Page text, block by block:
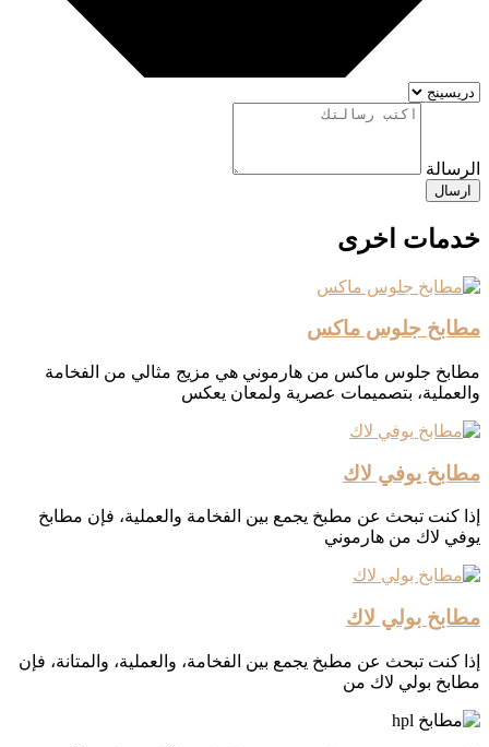
الرسالة
ارسال
خدمات اخرى
مطابخ جلوس ماكس
مطابخ جلوس ماكس من هارموني هي مزيج مثالي من الفخامة
والعملية، بتصميمات عصرية ولمعان يعكس
مطابخ يوفي لاك
إذا كنت تبحث عن مطبخ يجمع بين الفخامة والعملية، فإن مطابخ
يوفي لاك من هارموني
مطابخ بولي لاك
إذا كنت تبحث عن مطبخ يجمع بين الفخامة، والعملية، والمتانة، فإن
مطابخ بولي لاك من